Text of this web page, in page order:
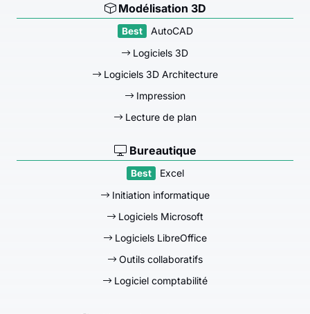
Modélisation 3D
AutoCAD
Logiciels 3D
Logiciels 3D Architecture
Impression
Lecture de plan
Bureautique
Excel
Initiation informatique
Logiciels Microsoft
Logiciels LibreOffice
Outils collaboratifs
Logiciel comptabilité